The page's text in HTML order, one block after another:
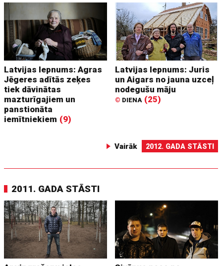
Latvijas lepnums: Agras
Jēgeres adītās zeķes
tiek dāvinātas
mazturīgajiem un
panstionāta
iemītniekiem (9)
Latvijas lepnums: Juris
un Aigars no jauna uzceļ
nodegušu māju
© DIENA (25)
Vairāk 2012. GADA STĀSTI
2011. GADA STĀSTI